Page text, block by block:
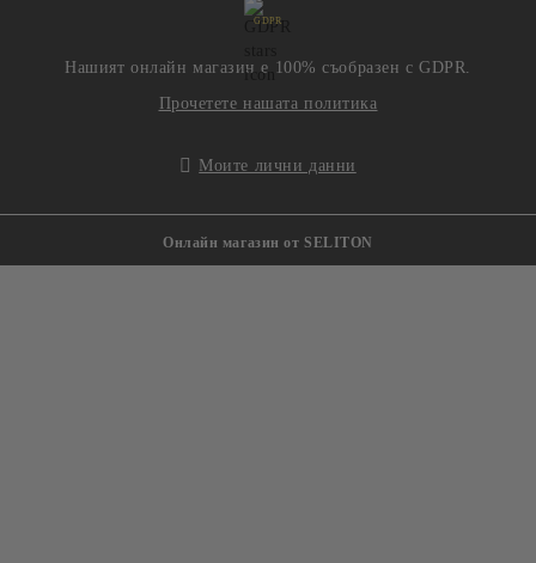
GDPR
Нашият онлайн магазин е 100% съобразен с GDPR.
Прочетете нашата политика
Моите лични данни
Онлайн магазин от SELITON